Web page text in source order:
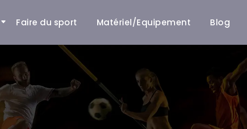
Faire du sport Matériel/Equipement Blog